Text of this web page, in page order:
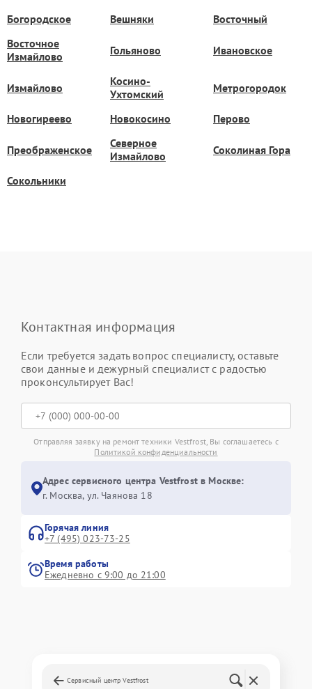
Богородское Вешняки
Восточный
Восточное
Измайлово
Гольяново Ивановское
Измайлово
Косино-
Ухтомский
Метрогородок
Новогиреево Новокосино Перово
Преображенское
Северное
Измайлово
Соколиная Гора
Сокольники
Контактная информация
Если требуется задать вопрос специалисту, оставьте
свои данные и дежурный специалист с радостью
проконсультирует Вас!
Отправляя заявку на ремонт техники Vestfrost, Вы соглашаетесь с
Политикой конфиденциальности
Адрес сервисного центра Vestfrost в Москве:
г. Москва, ул. Чаянова 18
Горячая линия
+7 (495) 023-73-25
Время работы
Ежедневно с 9:00 до 21:00
Сервисный центр Vestfrost